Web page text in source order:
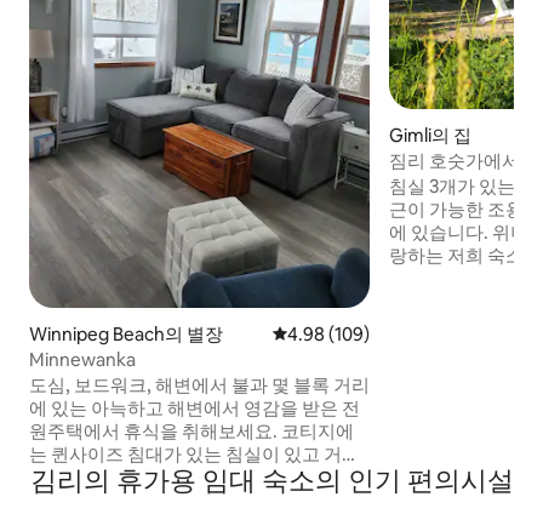
Winnipeg Beach의 별장 평점 4.98점(5점 만점), 후기 109
4.98 (109)
Minnewanka
도심, 보드워크, 해변에서 불과 몇 블록 거리
에 있는 아늑하고 해변에서 영감을 받은 전
원주택에서 휴식을 취해보세요. 코티지에
는 퀸사이즈 침대가 있는 침실이 있고 거실
에는 퀸사이즈 트런들 베드가 있어 성인 4
명이 편안하게 숙박할 수 있습니다. 여름에
Gimli의 집
짐리 호숫가에서
침실 3개가 있는
근이 가능한 조용
에 있습니다. 위니
랑하는 저희 숙소
김리의 휴가용 임대 숙소의 인기 편의시설